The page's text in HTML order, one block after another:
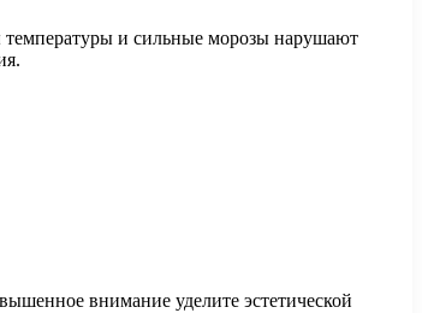
температуры и сильные морозы нарушают
внимание уделите эстетической